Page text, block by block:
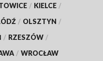
/ KIELCE /
/ OLSZTYN /
/ RZESZÓW /
/ WROCŁAW